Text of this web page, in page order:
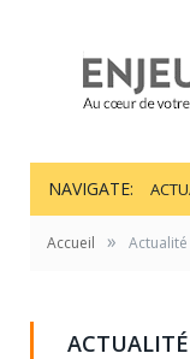
NAVIGATE:
Accueil »